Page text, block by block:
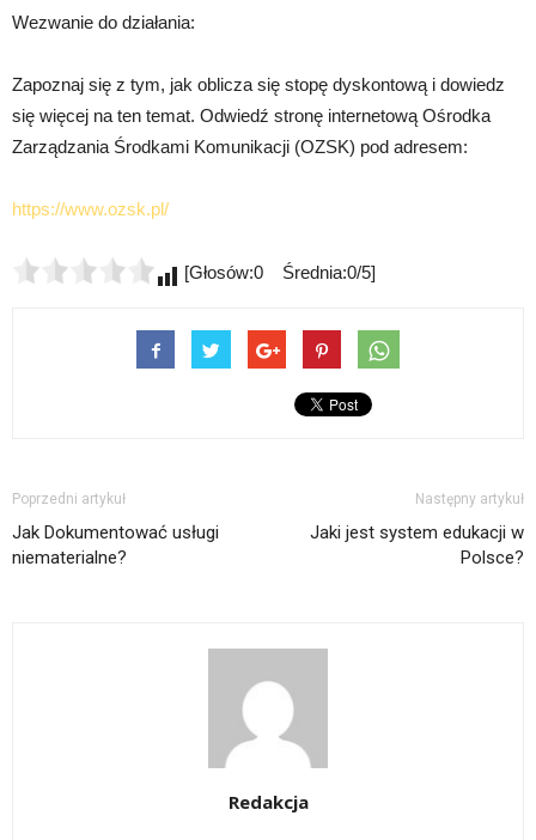
Wezwanie do działania:
Zapoznaj się z tym, jak oblicza się stopę dyskontową i dowiedz
się więcej na ten temat. Odwiedź stronę internetową Ośrodka
Zarządzania Środkami Komunikacji (OZSK) pod adresem:
https://www.ozsk.pl/
[Głosów:0 Średnia:0/5]
Poprzedni artykuł
Jak Dokumentować usługi
niematerialne?
Następny artykuł
Jaki jest system edukacji w
Polsce?
Redakcja